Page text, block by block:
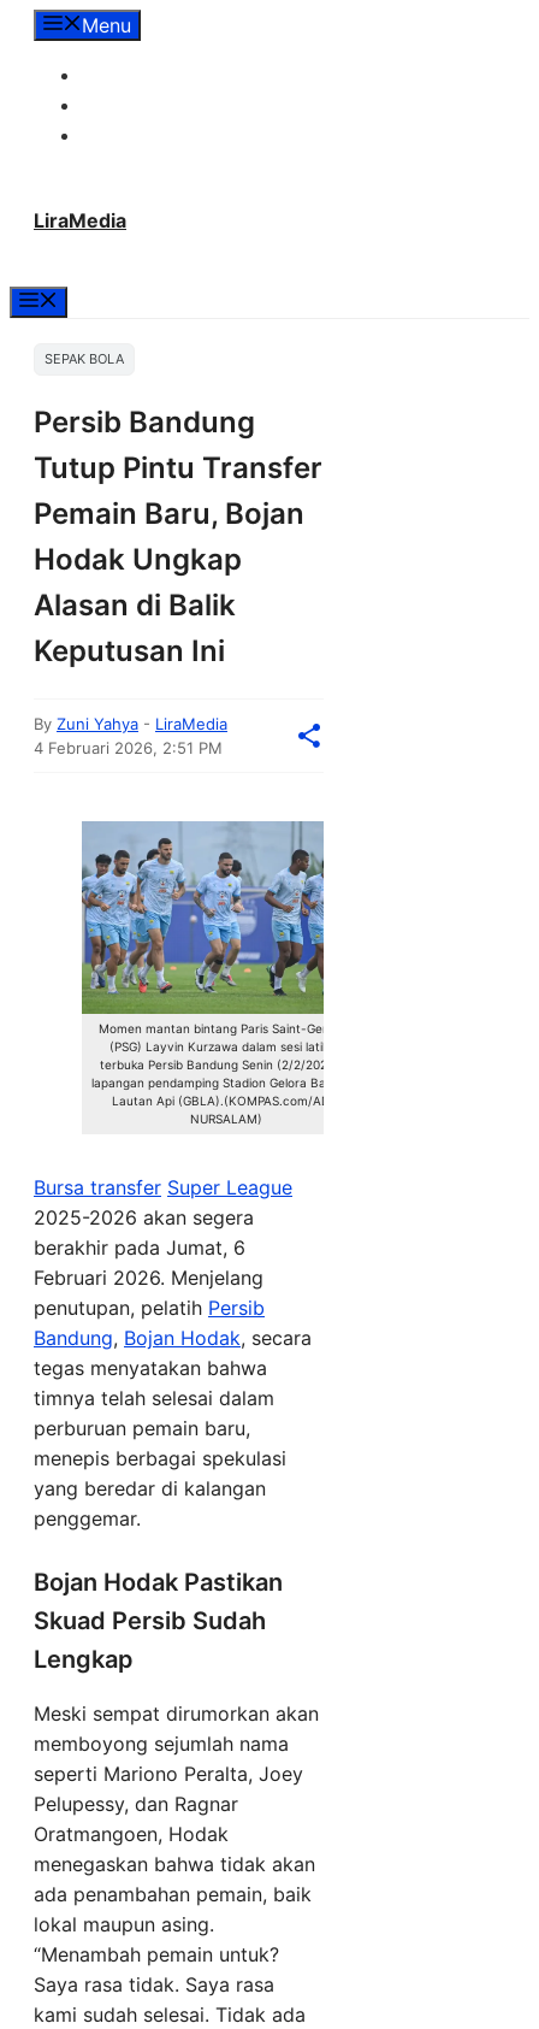
LangsungMenu
LiraMedia
SEPAK BOLA
Persib Bandung
Tutup Pintu Transfer
Pemain Baru, Bojan
Hodak Ungkap
Alasan di Balik
Keputusan Ini
By Zuni Yahya - LiraMedia
4 Februari 2026, 2:51 PM
Momen mantan bintang Paris Saint-Germain
(PSG) Layvin Kurzawa dalam sesi latihan
terbuka Persib Bandung Senin (2/2/2026) di
lapangan pendamping Stadion Gelora Bandung
Lautan Api (GBLA).(KOMPAS.com/ADIL
NURSALAM)
Bursa transfer Super League
2025-2026 akan segera
berakhir pada Jumat, 6
Februari 2026. Menjelang
penutupan, pelatih Persib
Bandung, Bojan Hodak, secara
tegas menyatakan bahwa
timnya telah selesai dalam
perburuan pemain baru,
menepis berbagai spekulasi
yang beredar di kalangan
penggemar.
Bojan Hodak Pastikan
Skuad Persib Sudah
Lengkap
Meski sempat dirumorkan akan
memboyong sejumlah nama
seperti Mariono Peralta, Joey
Pelupessy, dan Ragnar
Oratmangoen, Hodak
menegaskan bahwa tidak akan
ada penambahan pemain, baik
lokal maupun asing.
“Menambah pemain untuk?
Saya rasa tidak. Saya rasa
kami sudah selesai. Tidak ada